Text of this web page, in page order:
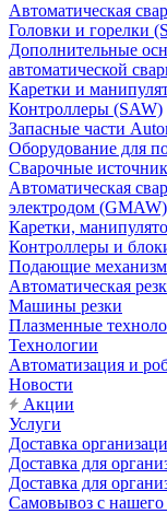
Автоматическая
Головки и горелки
Дополнительные
автоматической
Каретки и
Контроллеры (SAW)
Запасные части
Оборудование для
Сварочные
Автоматическая
электродом (GMAW)
Каретки,
Контроллеры и
Подающие
Автоматическая
Машины резки
Плазменные
Технологии
Автоматизация и
Новости
Акции
Услуги
Доставка
Доставка для
Доставка для
Самовывоз с нашего